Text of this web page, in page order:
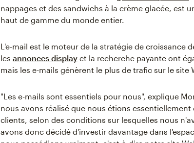
nappages et des sandwichs à la crème glacée, est
haut de gamme du monde entier.
L'e-mail est le moteur de la stratégie de croissance
les annonces display et la recherche payante ont
mais les e-mails génèrent le plus de trafic sur le site
"Les e-mails sont essentiels pour nous", explique
nous avons réalisé que nous étions
clients, selon des conditions sur lesquelles nous
avons donc décidé d'investir davantage dans